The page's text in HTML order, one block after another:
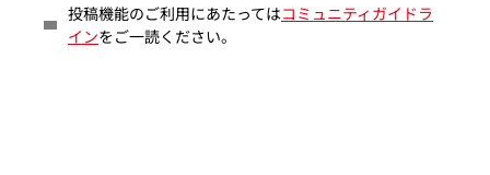
投稿機能のご利用にあたってはコミュニティガイドラ
インをご一読ください。